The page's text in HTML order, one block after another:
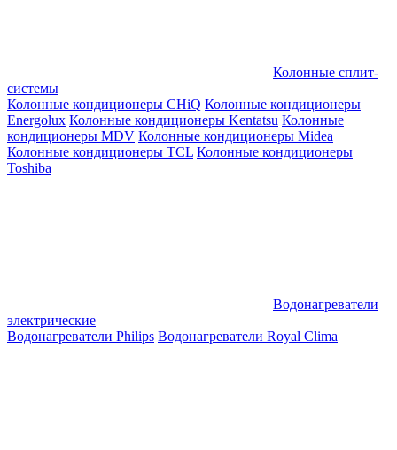
Колонные сплит-
системы
Колонные кондиционеры CHiQ Колонные кондиционеры
Energolux Колонные кондиционеры Kentatsu Колонные
кондиционеры MDV Колонные кондиционеры Midea
Колонные кондиционеры TCL Колонные кондиционеры
Toshiba
Водонагреватели
электрические
Водонагреватели Philips Водонагреватели Royal Clima